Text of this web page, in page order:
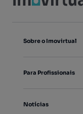
Sobre o Imovirtual
Para Profissionais
Notícias